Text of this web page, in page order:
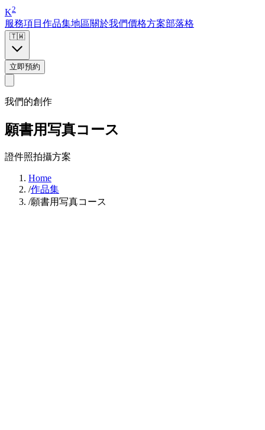
K2
服務項目 作品集地區關於我們價格方案部落格
🇹🇼
立即預約
我們的創作
願書用写真コース
證件照拍攝方案
Home
/作品集
/願書用写真コース